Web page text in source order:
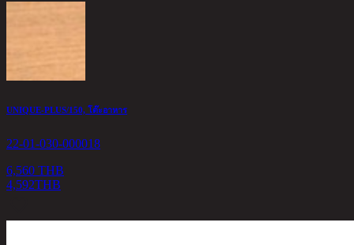
UNIQUE-PLUS/150, โต๊ะอาหาร
22-01-030-000018
6,560 THB
4,592THB